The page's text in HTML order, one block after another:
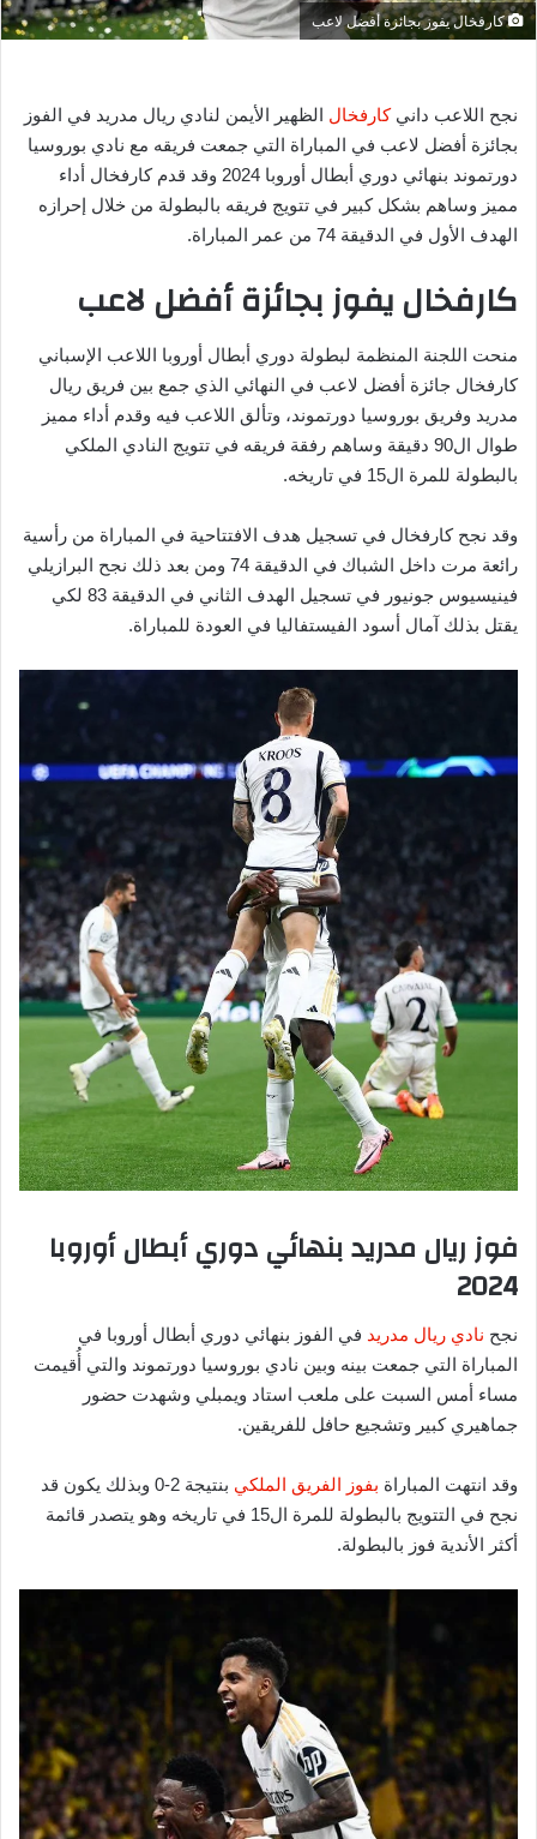
ر
كارفخال يفوز بجائزة أفضل لاعب
نجح اللاعب دانيكارفخال الظهير الأيمن لنادي ريال مدريد في الفوز
بجائزة أفضل لاعب في المباراة التي جمعت فريقه مع نادي بوروسيا
دورتموند بنهائي دوري أبطال أوروبا 2024 وقد قدم كارفخال أداء
مميز وساهم بشكل كبير في تتويج فريقه بالبطولة من خلال إحرازه
الهدف الأول في الدقيقة 74 من عمر المباراة.
كارفخال يفوز بجائزة أفضل لاعب
منحت اللجنة المنظمة لبطولة دوري أبطال أوروبا اللاعب الإسباني
كارفخال جائزة أفضل لاعب في النهائي الذي جمع بين فريق ريال
مدريد وفريق بوروسيا دورتموند، وتألق اللاعب فيه وقدم أداء مميز
طوال ال90 دقيقة وساهم رفقة فريقه في تتويج النادي الملكي
بالبطولة للمرة ال15 في تاريخه.
وقد نجح كارفخال في تسجيل هدف الافتتاحية في المباراة من رأسية
رائعة مرت داخل الشباك في الدقيقة 74 ومن بعد ذلك نجح البرازيلي
فينيسيوس جونيور في تسجيل الهدف الثاني في الدقيقة 83 لكي
يقتل بذلك آمال أسود الفيستفاليا في العودة للمباراة.
فوز ريال مدريد بنهائي دوري أبطال أوروبا
2024
نجح نادي ريال مدريد في الفوز بنهائي دوري أبطال أوروبا في
المباراة التي جمعت بينه وبين نادي بوروسيا دورتموند والتي أُقيمت
مساء أمس السبت على ملعب استاد ويمبلي وشهدت حضور
جماهيري كبير وتشجيع حافل للفريقين.
وقد انتهت المباراة بفوز الفريق الملكي
بنتيجة 2-0 وبذلك يكون قد
نجح في التتويج بالبطولة للمرة ال15 في تاريخه وهو يتصدر قائمة
أكثر الأندية فوز بالبطولة.